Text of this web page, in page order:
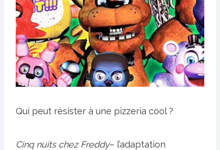
Qui peut résister à une pizzeria cool ?
Cinq nuits chez Freddy– l’adaptation